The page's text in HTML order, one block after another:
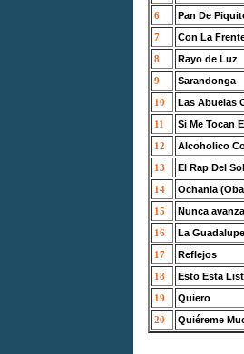
6
Pan De
7
Con La
8
Rayo de Luz
9
Sarandonga
10
Las Abuelas
11
Si Me Tocan
12
Alcoholico
13
El Rap Del
14
Ochanla
15
Nunca
16
La Guadalupe
17
Reflejos
18
Esto Esta
19
Quiero
20
Quiéreme